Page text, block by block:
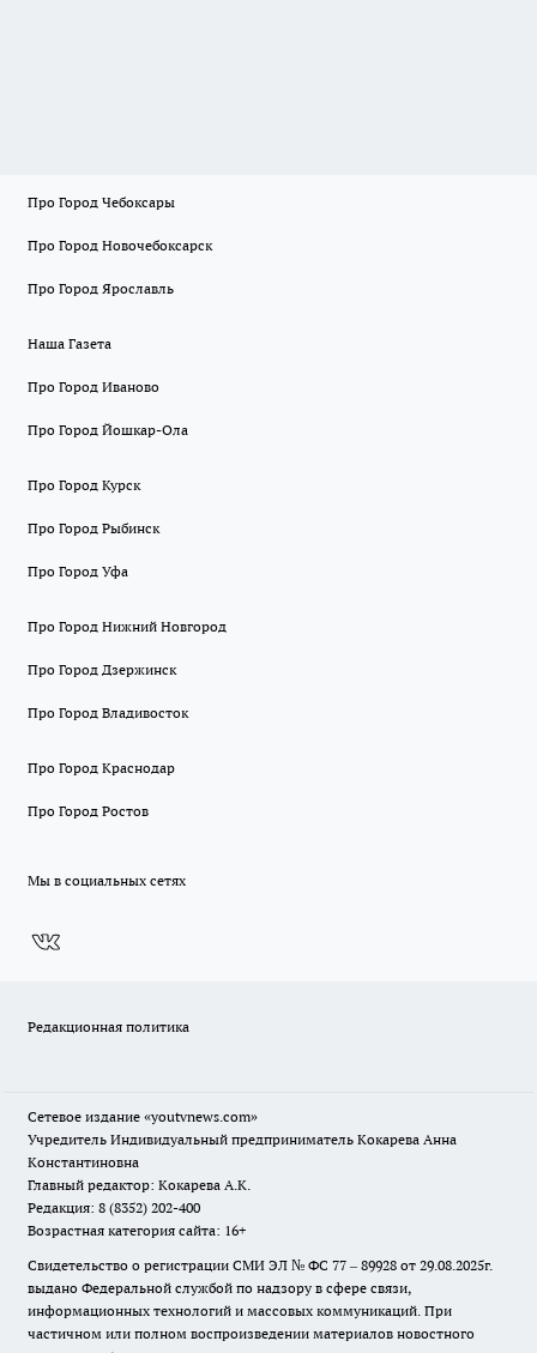
Про Город Чебоксары
Про Город Новочебоксарск
Про Город Ярославль
Наша Газета
Про Город Иваново
Про Город Йошкар-Ола
Про Город Курск
Про Город Рыбинск
Про Город Уфа
Про Город Нижний Новгород
Про Город Дзержинск
Про Город Владивосток
Про Город Краснодар
Про Город Ростов
Мы в социальных сетях
Редакционная политика
Сетевое издание «youtvnews.com»
Учредитель Индивидуальный предприниматель Кокарева Анна
Константиновна
Главный редактор: Кокарева А.К.
Редакция: 8 (8352) 202-400
Возрастная категория сайта: 16+
Свидетельство о регистрации СМИ ЭЛ № ФС 77 – 89928 от 29.08.2025г.
выдано Федеральной службой по надзору в сфере связи,
информационных технологий и массовых коммуникаций. При
частичном или полном воспроизведении материалов новостного